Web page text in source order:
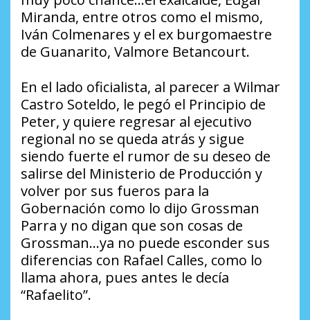
Miranda, entre otros como el mismo,
Iván Colmenares y el ex burgomaestre
de Guanarito, Valmore Betancourt.
En el lado oficialista, al parecer a Wilmar
Castro Soteldo, le pegó el Principio de
Peter, y quiere regresar al ejecutivo
regional no se queda atrás y sigue
siendo fuerte el rumor de su deseo de
salirse del Ministerio de Producción y
volver por sus fueros para la
Gobernación como lo dijo Grossman
Parra y no digan que son cosas de
Grossman…ya no puede esconder sus
diferencias con Rafael Calles, como lo
llama ahora, pues antes le decía
“Rafaelito”.